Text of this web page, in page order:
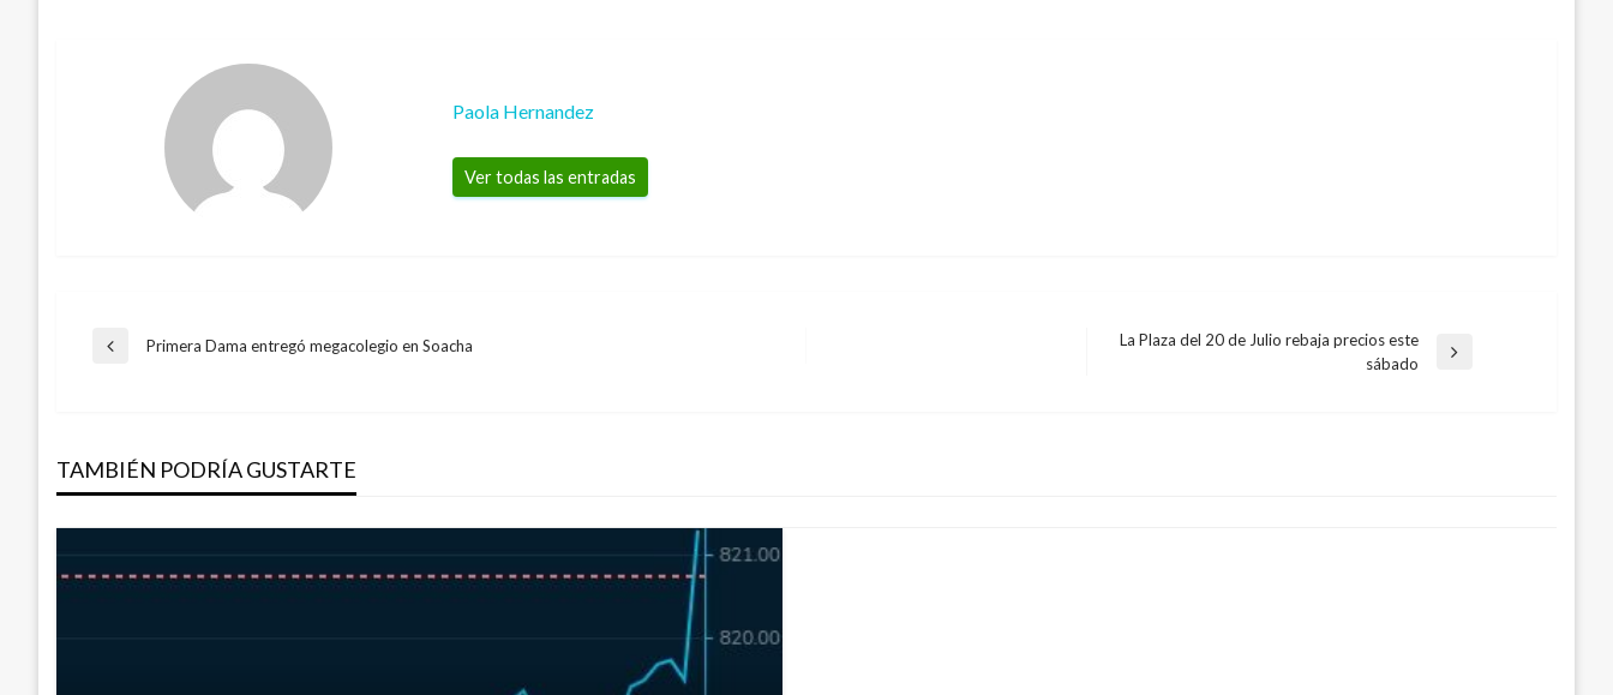
Paola Hernandez
Ver todas las entradas
Navegación
entradas
Entrada
Primera Dama entregó megacolegio en Soacha
La Plaza del 20 de Julio rebaja precios este
sábado
TAMBIÉN PODRÍA GUSTARTE